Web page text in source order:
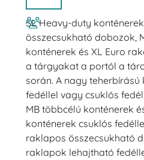
SL Heavy-duty
összecsukható dobozok,
konténerek és XL Euro
a tárgyakat a portól a
során. A nagy
fedéllel vagy csuklós
MB többcélú konténerek
konténerek csuklós
raklapos összecsukható
raklapok lehajtható